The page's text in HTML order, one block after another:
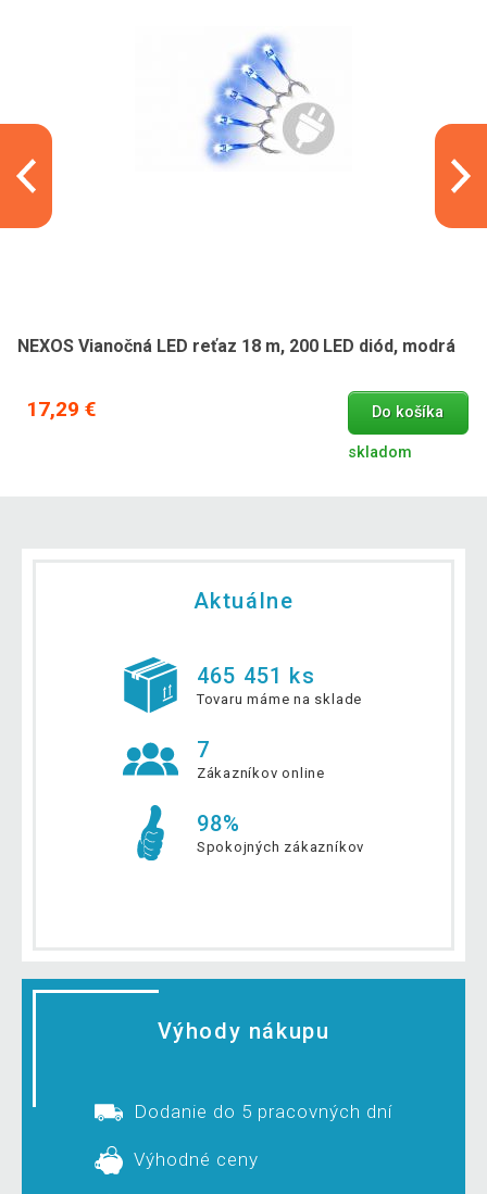
NEXOS Vianočná LED reťaz 18 m, 200 LED diód, modrá
17,29 € Do košíka
skladom
Aktuálne
465 451 ks
Tovaru máme na sklade
7
Zákazníkov online
98%
Spokojných zákazníkov
Výhody nákupu
Dodanie do 5 pracovných dní
Výhodné ceny